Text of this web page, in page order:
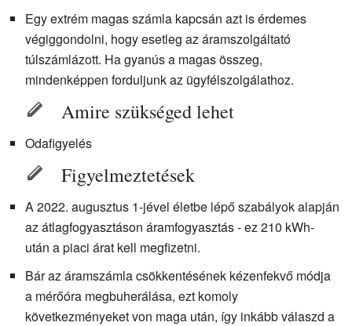
Egy extrém magas számla kapcsán azt is érdemes
végiggondolni, hogy esetleg az áramszolgáltató
túlszámlázott. Ha gyanús a magas összeg,
mindenképpen forduljunk az ügyfélszolgálathoz.
Amire szükséged lehet
Odafigyelés
Figyelmeztetések
A 2022. augusztus 1-jével életbe lépő szabályok alapján
az átlagfogyasztáson áramfogyasztás - ez 210 kWh-
után a piaci árat kell megfizetni.
Bár az áramszámla csökkentésének kézenfekvő módja
a mérőóra megbuherálása, ezt komoly
következményeket von maga után, így inkább válaszd a